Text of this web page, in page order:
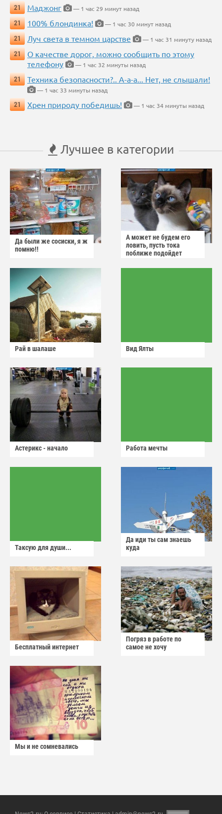
21
Маджонг
— 1 час 29 минут назад
21
100% блондинка!
— 1 час 30 минут назад
21
Луч света в темном царстве
— 1 час 31 минуту назад
21
О качестве дорог, можно сообщить по этому
телефону
— 1 час 32 минуты назад
21
Техника безопасности?.. А-а-а... Нет, не слышали!
— 1 час 33 минуты назад
21
Хрен природу победишь! — 1 час 34 минуты назад
Лучшее в категории
Да были же сосиски, я ж
помню!!
А может не будем его
ловить, пусть тока
поближе подойдет
Рай в шалаше Вид Ялты
Астерикс - начало Работа мечты
Таксую для души...
Да иди ты сам знаешь
куда
Бесплатный интернет
Погряз в работе по
самое не хочу
Мы и не сомневались